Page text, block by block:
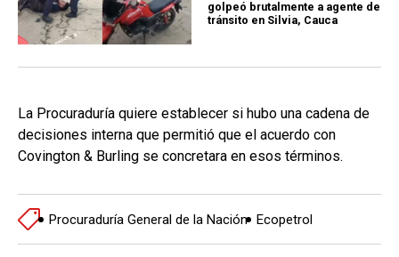
golpeó brutalmente a agente de
tránsito en Silvia, Cauca
La Procuraduría quiere establecer si hubo una cadena de
decisiones interna que permitió que el acuerdo con
Covington & Burling se concretara en esos términos.
Procuraduría General de la Nación Ecopetrol